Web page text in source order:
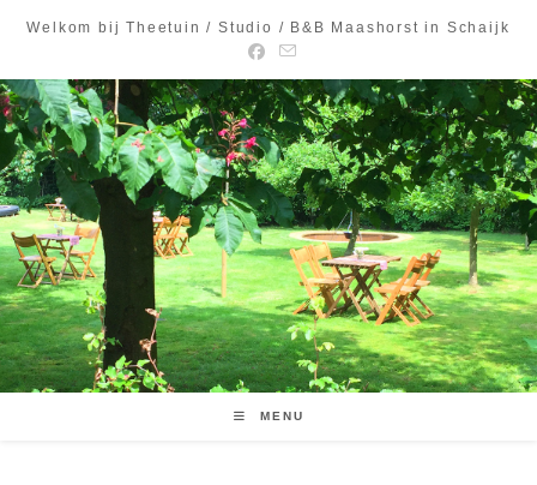
Welkom bij Theetuin / Studio / B&B Maashorst in Schaijk
MENU